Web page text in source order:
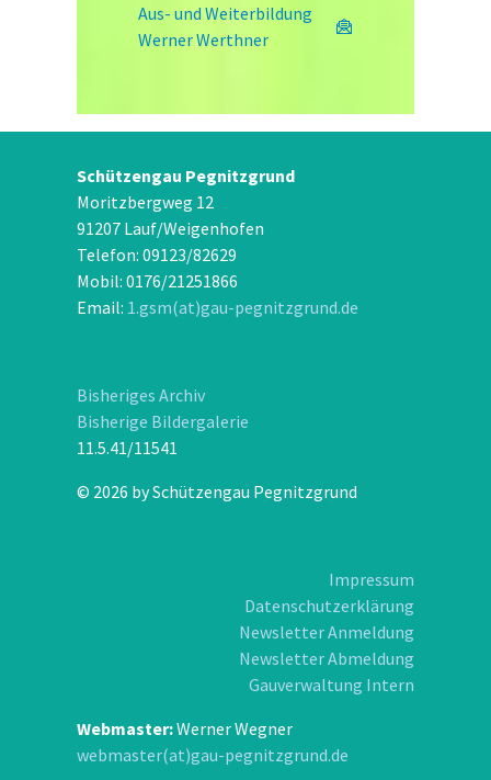
Aus- und Weiterbildung
Werner Werthner
Schützengau Pegnitzgrund
Moritzbergweg 12
91207 Lauf/Weigenhofen
Telefon: 09123/82629
Mobil: 0176/21251866
Email: 1.gsm(at)gau-pegnitzgrund.de
Bisheriges Archiv
Bisherige Bildergalerie
11.5.41/11541
© 2026 by Schützengau Pegnitzgrund
Impressum
Datenschutzerklärung
Newsletter Anmeldung
Newsletter Abmeldung
Gauverwaltung Intern
Webmaster:Werner Wegner
webmaster(at)gau-pegnitzgrund.de